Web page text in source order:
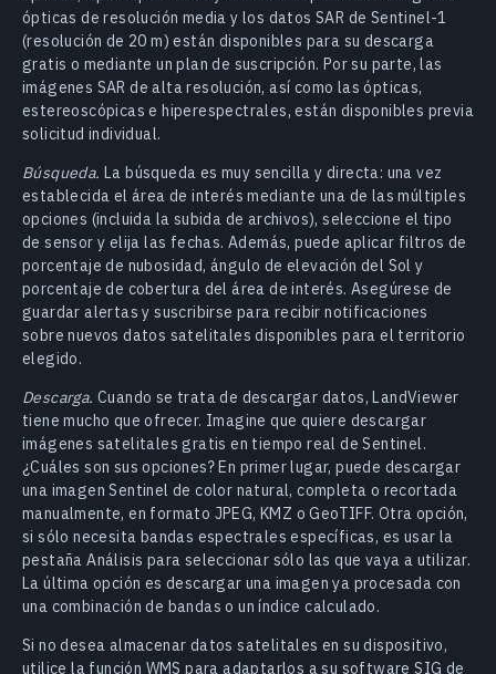
ópticas de resolución media y los datos SAR de Sentinel-1
(resolución de 20 m) están disponibles para su descarga
gratis o mediante un plan de suscripción. Por su parte, las
imágenes SAR de alta resolución, así como las ópticas,
estereoscópicas e hiperespectrales, están disponibles previa
solicitud individual.
Búsqueda. La búsqueda es muy sencilla y directa: una vez
establecida el área de interés mediante una de las múltiples
opciones (incluida la subida de archivos), seleccione el tipo
de sensor y elija las fechas. Además, puede aplicar filtros de
porcentaje de nubosidad, ángulo de elevación del Sol y
porcentaje de cobertura del área de interés. Asegúrese de
guardar alertas y suscribirse para recibir notificaciones
sobre nuevos datos satelitales disponibles para el territorio
elegido.
Descarga. Cuando se trata de descargar datos, LandViewer
tiene mucho que ofrecer. Imagine que quiere descargar
imágenes satelitales gratis en tiempo real de Sentinel.
¿Cuáles son sus opciones? En primer lugar, puede descargar
una imagen Sentinel de color natural, completa o recortada
manualmente, en formato JPEG, KMZ o GeoTIFF. Otra opción,
si sólo necesita bandas espectrales específicas, es usar la
pestaña Análisis para seleccionar sólo las que vaya a utilizar.
La última opción es descargar una imagen ya procesada con
una combinación de bandas o un índice calculado.
Si no desea almacenar datos satelitales en su dispositivo,
utilice la función WMS para adaptarlos a su software SIG de